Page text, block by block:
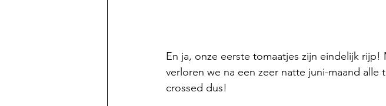
En ja, onze eerste tomaatjes zijn eindelijk
verloren we na een zeer natte juni-maand
crossed dus!